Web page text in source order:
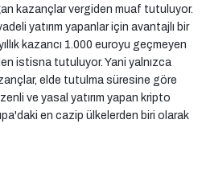
kazançlar vergiden muaf tutuluyor.
yatırım yapanlar için avantajlı bir
kazancı 1.000 euroyu geçmeyen
istisna tutuluyor. Yani yalnızca
elde tutulma süresine göre
ve yasal yatırım yapan kripto
en cazip ülkelerden biri olarak